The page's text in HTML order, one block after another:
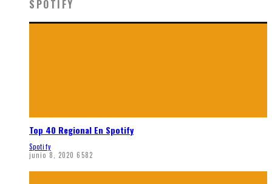
SPOTIFY
Top 40 Regional En Spotify
Spotify
junio 8, 2020 6582